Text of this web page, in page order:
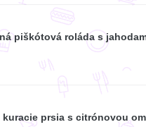
piškótová roláda s
kuracie prsia s citrónovou